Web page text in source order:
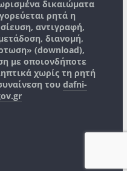
δικαιώματα
ρητά η
αντιγραφή,
διανομή,
(download),
με οποιονδήποτε
χωρίς τη ρητή
του dafni-